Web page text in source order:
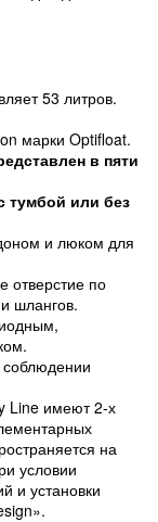
53 литров.
марки Optifloat.
в пяти
тумбой или без
и люком для
отверстие по
шлангов.
Line имеют 2-х
на
условии
и установки